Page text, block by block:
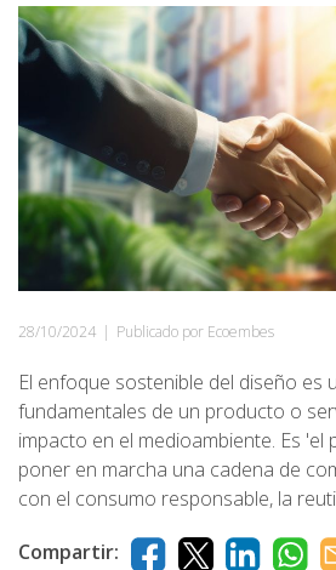
28/10/2024 | Publicado por Ecoembes
El enfoque sostenible del diseño es
fundamentales de un producto o
impacto en el medioambiente. Es 'el
poner en marcha una cadena de
con el consumo responsable, la
Compartir: